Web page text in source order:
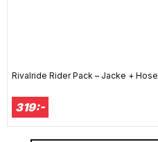
Rivalride Rider Pack – Jacke + Hose
319:-